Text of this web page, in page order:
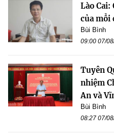
Lào
của mỗi
Bùi Bình
09:00 07/
Tuyên
nhiệm
An và
Bùi Bình
08:27 07/